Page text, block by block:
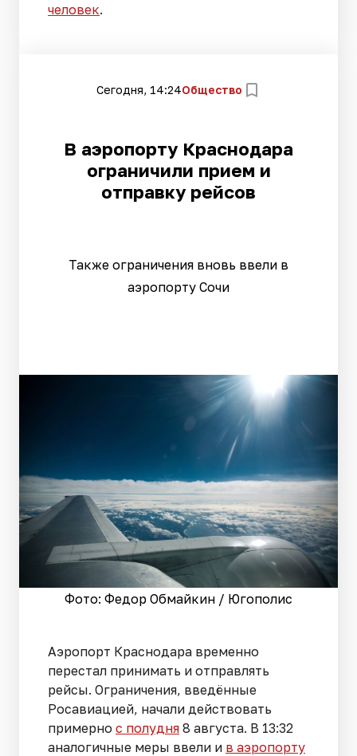
человек.
Сегодня, 14:24Общество
В аэропорту Краснодара
ограничили прием и
отправку рейсов
Также ограничения вновь ввели в
аэропорту Сочи
Фото: Федор Обмайкин / Югополис
Аэропорт Краснодара временно
перестал принимать и отправлять
рейсы. Ограничения, введённые
Росавиацией, начали действовать
примерно с полудня 8 августа. В 13:32
аналогичные меры ввели и в аэропорту